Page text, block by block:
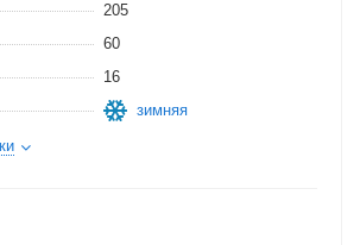
205
60
16
зимняя